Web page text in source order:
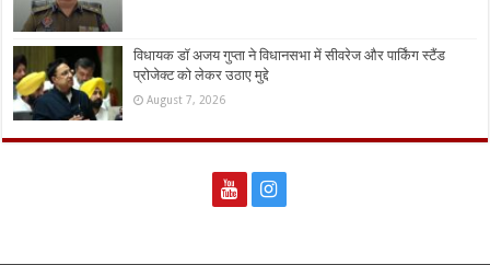
विधायक डॉ अजय गुप्ता ने विधानसभा में सीवरेज और पार्किंग स्टैंड
प्रोजेक्ट को लेकर उठाए मुद्दे
August 7, 2026